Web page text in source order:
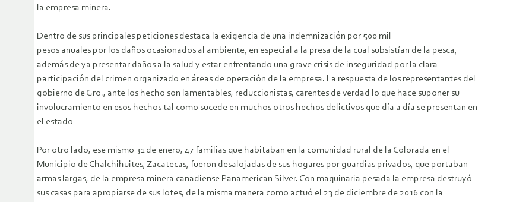
la empresa minera.
Dentro de sus principales peticiones destaca la exigencia de una indemnización por 500 mil
pesos anuales por los daños ocasionados al ambiente, en especial a la presa de la cual subsistían de la pesca,
además de ya presentar daños a la salud y estar enfrentando una grave crisis de inseguridad por la clara
participación del crimen organizado en áreas de operación de la empresa. La respuesta de los representantes del
gobierno de Gro., ante los hecho son lamentables, reduccionistas, carentes de verdad lo que hace suponer su
involucramiento en esos hechos tal como sucede en muchos otros hechos delictivos que día a día se presentan en
el estado
Por otro lado, ese mismo 31 de enero, 47 familias que habitaban en la comunidad rural de la Colorada en el
Municipio de Chalchihuites, Zacatecas, fueron desalojadas de sus hogares por guardias privados, que portaban
armas largas, de la empresa minera canadiense Panamerican Silver. Con maquinaria pesada la empresa destruyó
sus casas para apropiarse de sus lotes, de la misma manera como actuó el 23 de diciembre de 2016 con la